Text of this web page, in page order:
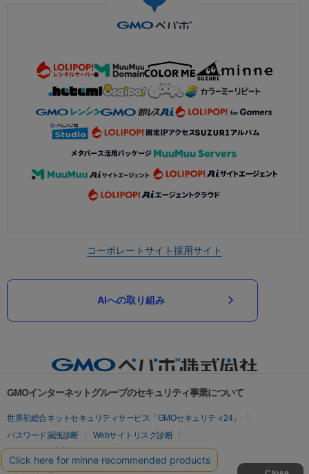
コーポレートサイト採用サイト
AIへの取り組み
GMOインターネットグループのセキュリティ事業について
世界初総合ネットセキュリティサービス「GMOセキュリティ24」
パスワード漏洩診断
Webサイトリスク診断
セキュリティ相談AIチャットボット
実在証明・盗聴対策